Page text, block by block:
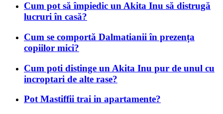
Cum pot să împiedic un Akita Inu să distrugă
lucruri în casă?
Cum se comportă Dalmatianii în prezența
copiilor mici?
Cum poti distinge un Akita Inu pur de unul cu
incroptari de alte rase?
Pot Mastiffii trai in apartamente?